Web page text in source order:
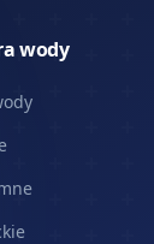
wody